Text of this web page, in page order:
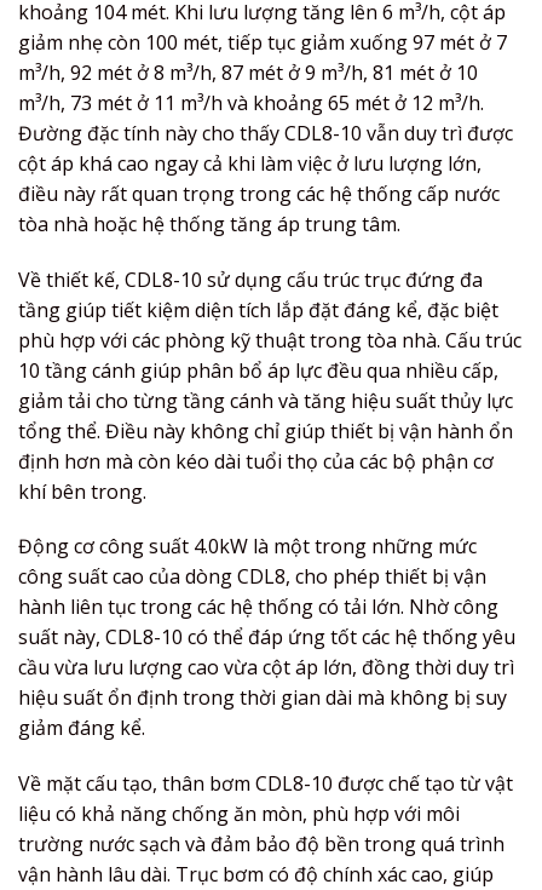
khoảng 104 mét. Khi lưu lượng tăng lên 6 m³/h, cột áp
giảm nhẹ còn 100 mét, tiếp tục giảm xuống 97 mét ở 7
m³/h, 92 mét ở 8 m³/h, 87 mét ở 9 m³/h, 81 mét ở 10
m³/h, 73 mét ở 11 m³/h và khoảng 65 mét ở 12 m³/h.
Đường đặc tính này cho thấy CDL8-10 vẫn duy trì được
cột áp khá cao ngay cả khi làm việc ở lưu lượng lớn,
điều này rất quan trọng trong các hệ thống cấp nước
tòa nhà hoặc hệ thống tăng áp trung tâm.
Về thiết kế, CDL8-10 sử dụng cấu trúc trục đứng đa
tầng giúp tiết kiệm diện tích lắp đặt đáng kể, đặc biệt
phù hợp với các phòng kỹ thuật trong tòa nhà. Cấu trúc
10 tầng cánh giúp phân bổ áp lực đều qua nhiều cấp,
giảm tải cho từng tầng cánh và tăng hiệu suất thủy lực
tổng thể. Điều này không chỉ giúp thiết bị vận hành ổn
định hơn mà còn kéo dài tuổi thọ của các bộ phận cơ
khí bên trong.
Động cơ công suất 4.0kW là một trong những mức
công suất cao của dòng CDL8, cho phép thiết bị vận
hành liên tục trong các hệ thống có tải lớn. Nhờ công
suất này, CDL8-10 có thể đáp ứng tốt các hệ thống yêu
cầu vừa lưu lượng cao vừa cột áp lớn, đồng thời duy trì
hiệu suất ổn định trong thời gian dài mà không bị suy
giảm đáng kể.
Về mặt cấu tạo, thân bơm CDL8-10 được chế tạo từ vật
liệu có khả năng chống ăn mòn, phù hợp với môi
trường nước sạch và đảm bảo độ bền trong quá trình
vận hành lâu dài. Trục bơm có độ chính xác cao, giúp